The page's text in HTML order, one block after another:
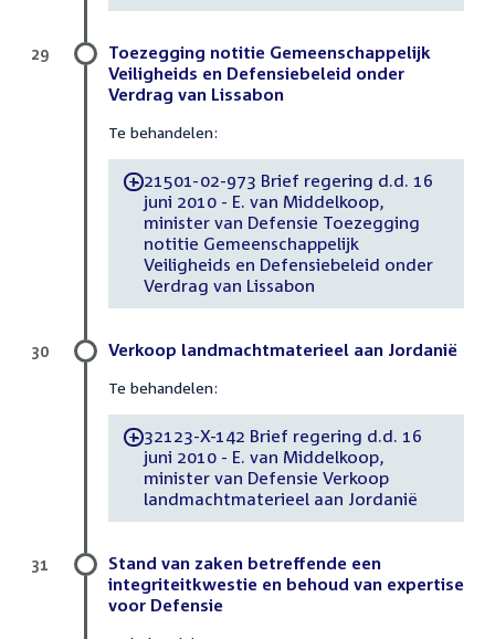
Toezegging notitie Gemeenschappelijk
Veiligheids en Defensiebeleid onder
Verdrag van Lissabon
Te behandelen:
-21501-02-973 Brief regering d.d. 16
juni 2010 - E. van Middelkoop,
minister van Defensie Toezegging
notitie Gemeenschappelijk
Veiligheids en Defensiebeleid onder
Verdrag van Lissabon
29
Verkoop landmachtmaterieel aan Jordanië
Te behandelen:
-32123-X-142 Brief regering d.d. 16
juni 2010 - E. van Middelkoop,
minister van Defensie Verkoop
landmachtmaterieel aan Jordanië
30
Stand van zaken betreffende een
integriteitkwestie en behoud van expertise
voor Defensie
31